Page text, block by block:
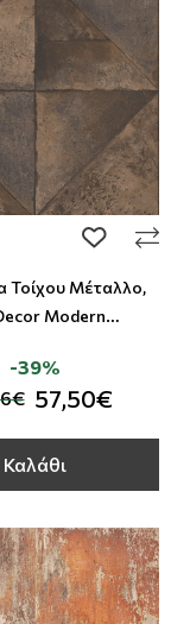
add to
Τοίχου Μέταλλο,
Modern
57,50€
-39%
Καλάθι